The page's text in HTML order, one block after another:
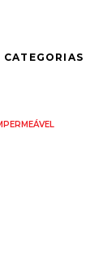
CATEGORIAS